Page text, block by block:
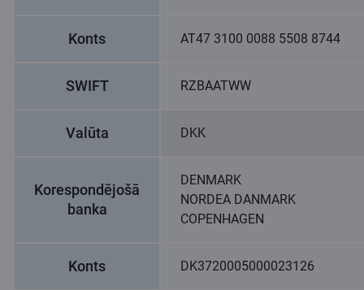
Konts AT47 3100 0088 5508 8744
SWIFT RZBAATWW
Valūta DKK
Korespondējošā
banka
DENMARK
NORDEA DANMARK
COPENHAGEN
Konts DK3720005000023126